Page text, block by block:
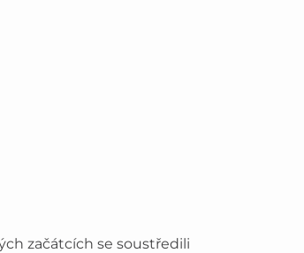
začátcích se soustředili